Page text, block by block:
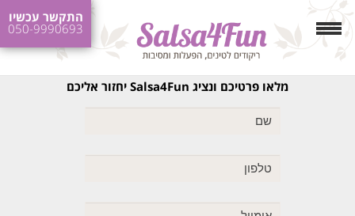
התקשר עכשיו
050-9990693
מלאו פרטיכם ונציג Salsa4Fun יחזור אליכם